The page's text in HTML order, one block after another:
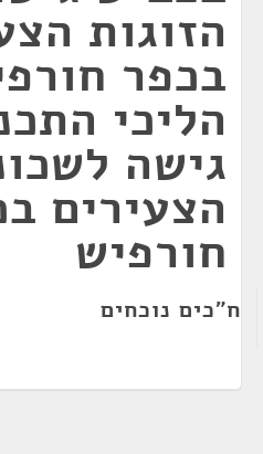
הזוגות
בכפר
הליכי
גישה
הצעירים
חורפיש
ח"כים נוכחים